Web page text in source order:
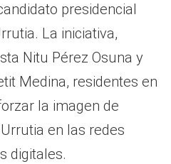
presidencial
La iniciativa,
Nitu Pérez Osuna y
Medina, residentes en
la imagen de
en las redes
digitales.